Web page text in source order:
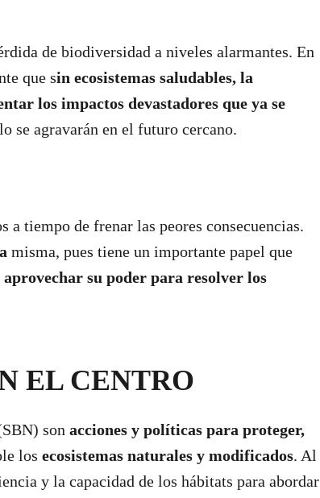
de biodiversidad a niveles alarmantes. En
que sin ecosistemas saludables, la
los impactos devastadores que ya se
se agravarán en el futuro cercano.
a tiempo de frenar las peores consecuencias.
misma, pues tiene un importante papel que
aprovechar su poder para resolver los
EL CENTRO
son acciones y políticas para proteger,
los ecosistemas naturales y modificados. Al
y la capacidad de los hábitats para abordar